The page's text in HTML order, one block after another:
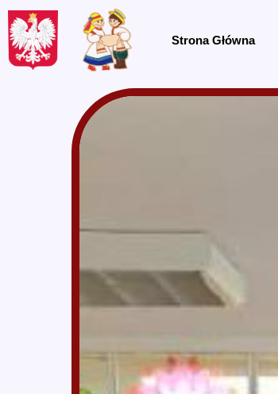
treści
Strona Główna